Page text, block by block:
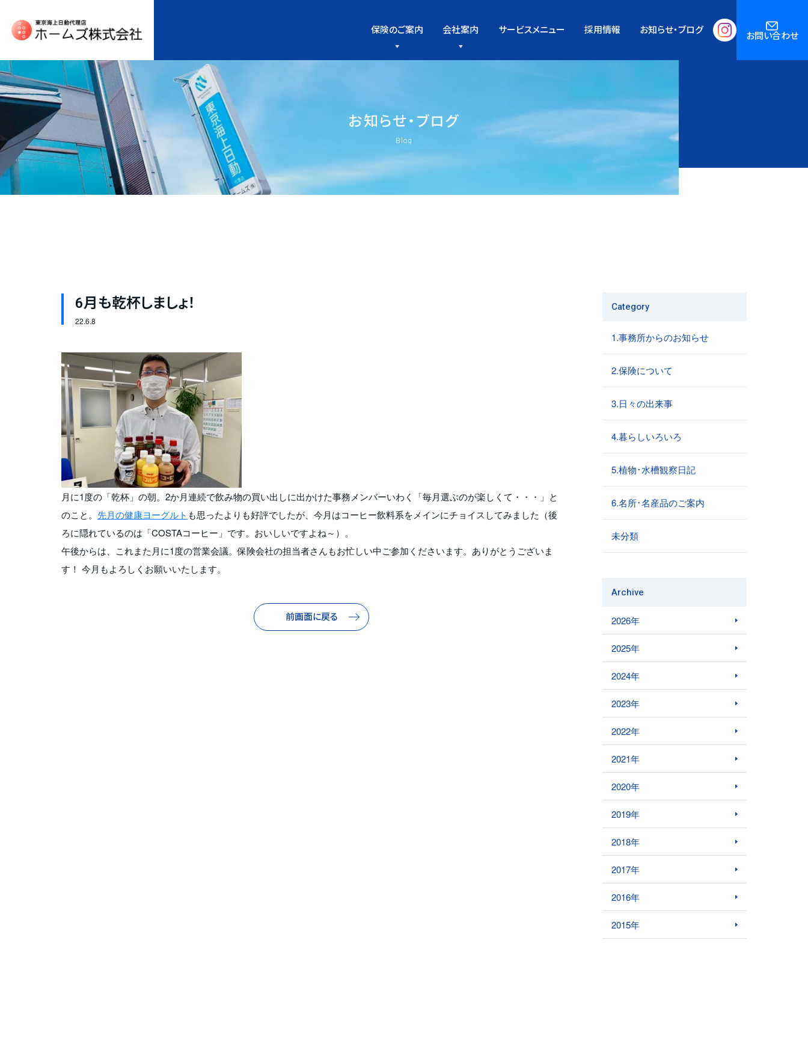
保険のご案内 会社案内 サービスメニュー 採用情報 お知らせ・ブログ お問い合わせ
お知らせ・ブログ
Blog
6月も乾杯しましょ！
22.6.8
月に1度の「乾杯」の朝。2か月連続で飲み物の買い出しに出かけた事務メンバーいわく「毎月選ぶのが楽しくて・・・」と
のこと。 先月の健康ヨーグルト も思ったよりも好評でしたが、今月はコーヒー飲料系をメインにチョイスしてみました（後
ろに隠れているのは「COSTAコーヒー」です。おいしいですよね～）。
午後からは、これまた月に1度の営業会議。保険会社の担当者さんもお忙しい中ご参加くださいます。ありがとうございま
す！ 今月もよろしくお願いいたします。
前画面に戻る
Category
1.事務所からのお知らせ
2.保険について
3.日々の出来事
4.暮らしいろいろ
5.植物･水槽観察日記
6.名所･名産品のご案内
未分類
Archive
2026年
2025年
2024年
2023年
2022年
2021年
2020年
2019年
2018年
2017年
2016年
2015年